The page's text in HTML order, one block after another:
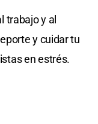
trabajo y al
y cuidar tu
en estrés.